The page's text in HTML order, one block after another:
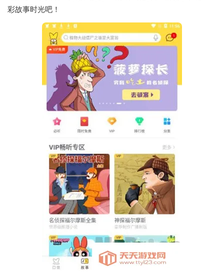
彩故事时光吧！